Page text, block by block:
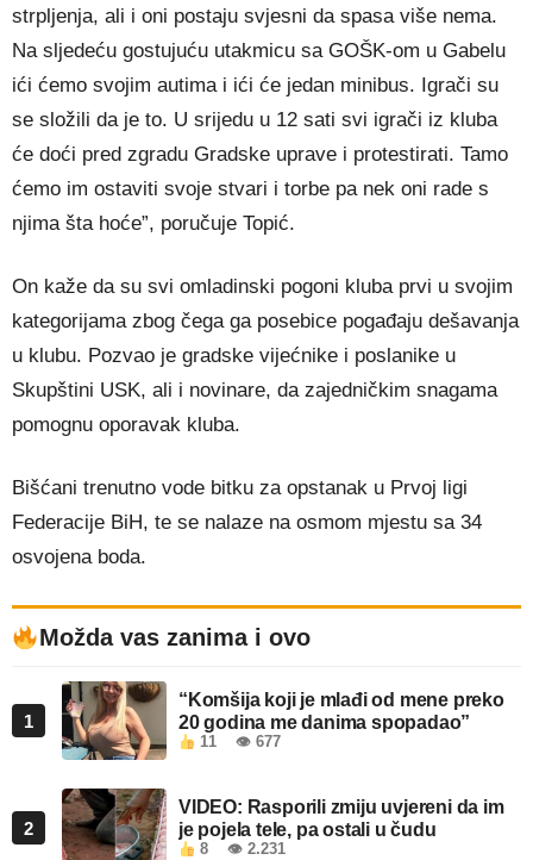
strpljenja, ali i oni postaju svjesni da spasa više nema.
Na sljedeću gostujuću utakmicu sa GOŠK-om u Gabelu
ići ćemo svojim autima i ići će jedan minibus. Igrači su
se složili da je to. U srijedu u 12 sati svi igrači iz kluba
će doći pred zgradu Gradske uprave i protestirati. Tamo
ćemo im ostaviti svoje stvari i torbe pa nek oni rade s
njima šta hoće”, poručuje Topić.
On kaže da su svi omladinski pogoni kluba prvi u svojim
kategorijama zbog čega ga posebice pogađaju dešavanja
u klubu. Pozvao je gradske vijećnike i poslanike u
Skupštini USK, ali i novinare, da zajedničkim snagama
pomognu oporavak kluba.
Bišćani trenutno vode bitku za opstanak u Prvoj ligi
Federacije BiH, te se nalaze na osmom mjestu sa 34
osvojena boda.
Možda vas zanima i ovo
1
“Komšija koji je mlađi od mene preko
20 godina me danima spopadao”
11 👁 677
2
VIDEO: Rasporili zmiju uvjereni da im
je pojela tele, pa ostali u čudu
8 👁 2.231